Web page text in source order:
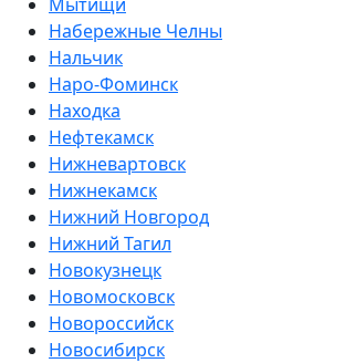
Набережные Челны
Нальчик
Наро-Фоминск
Находка
Нефтекамск
Нижневартовск
Нижнекамск
Нижний Новгород
Нижний Тагил
Новокузнецк
Новомосковск
Новороссийск
Новосибирск